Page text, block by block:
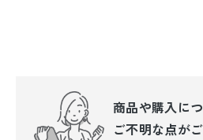
商品や購入に
ご不明な点が